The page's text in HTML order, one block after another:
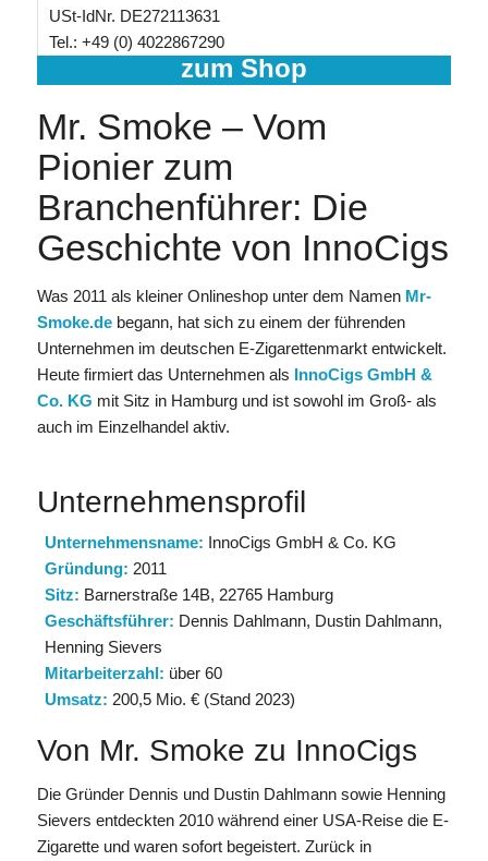
USt-IdNr. DE272113631
Tel.: +49 (0) 4022867290
zum Shop
Mr. Smoke – Vom
Pionier zum
Branchenführer: Die
Geschichte von InnoCigs
Was 2011 als kleiner Onlineshop unter dem Namen Mr-
Smoke.debegann, hat sich zu einem der führenden
Unternehmen im deutschen E-Zigarettenmarkt entwickelt.
Heute firmiert das Unternehmen als InnoCigs GmbH &
Co. KG mit Sitz in Hamburg und ist sowohl im Groß- als
auch im Einzelhandel aktiv.
Unternehmensprofil
Unternehmensname: InnoCigs GmbH & Co. KG
Gründung: 2011
Sitz: Barnerstraße 14B, 22765 Hamburg
Geschäftsführer: Dennis Dahlmann, Dustin Dahlmann,
Henning Sievers
Mitarbeiterzahl: über 60
Umsatz: 200,5 Mio. € (Stand 2023)
Von Mr. Smoke zu InnoCigs
Die Gründer Dennis und Dustin Dahlmann sowie Henning
Sievers entdeckten 2010 während einer USA-Reise die E-
Zigarette und waren sofort begeistert. Zurück in